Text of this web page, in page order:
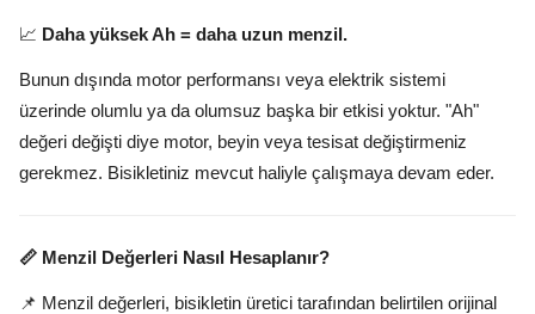
📈 Daha yüksek Ah = daha uzun menzil.
Bunun dışında motor performansı veya elektrik sistemi
üzerinde olumlu ya da olumsuz başka bir etkisi yoktur. "Ah"
değeri değişti diye motor, beyin veya tesisat değiştirmeniz
gerekmez. Bisikletiniz mevcut haliyle çalışmaya devam eder.
📏 Menzil Değerleri Nasıl Hesaplanır?
📌 Menzil değerleri, bisikletin üretici tarafından belirtilen orijinal